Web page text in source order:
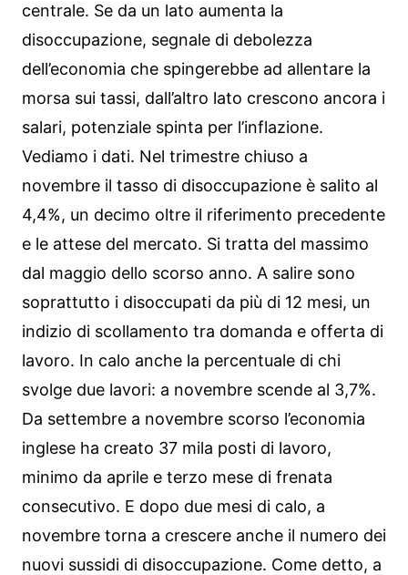
centrale. Se da un lato aumenta la
disoccupazione, segnale di debolezza
dell’economia che spingerebbe ad allentare la
morsa sui tassi, dall’altro lato crescono ancora i
salari, potenziale spinta per l’inflazione.
Vediamo i dati. Nel trimestre chiuso a
novembre il tasso di disoccupazione è salito al
4,4%, un decimo oltre il riferimento precedente
e le attese del mercato. Si tratta del massimo
dal maggio dello scorso anno. A salire sono
soprattutto i disoccupati da più di 12 mesi, un
indizio di scollamento tra domanda e offerta di
lavoro. In calo anche la percentuale di chi
svolge due lavori: a novembre scende al 3,7%.
Da settembre a novembre scorso l’economia
inglese ha creato 37 mila posti di lavoro,
minimo da aprile e terzo mese di frenata
consecutivo. E dopo due mesi di calo, a
novembre torna a crescere anche il numero dei
nuovi sussidi di disoccupazione. Come detto, a